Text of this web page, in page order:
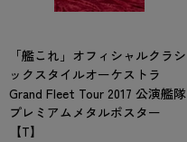
「艦これ」オフィシャルクラシ
ックスタイルオーケストラ
Grand Fleet Tour 2017 公演艦隊
プレミアムメタルポスター
【T】